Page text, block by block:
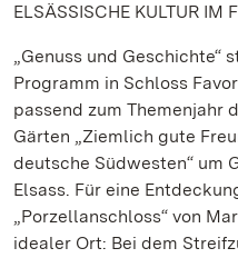
ELSÄSSISCHE KULTUR IM
„Genuss und Geschichte“
Programm in Schloss
passend zum Themenjahr
Gärten „Ziemlich gute
deutsche Südwesten“ um
Elsass. Für eine
„Porzellanschloss“ von
idealer Ort: Bei dem